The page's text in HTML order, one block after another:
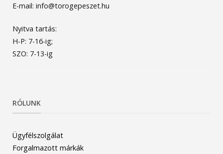
E-mail: info@torogepeszet.hu
Nyitva tartás:
H-P: 7-16-ig;
SZO: 7-13-ig
RÓLUNK
Ügyfélszolgálat
Forgalmazott márkák